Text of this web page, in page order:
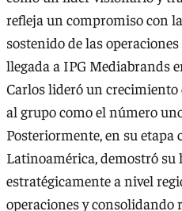
refleja un compromiso con
sostenido de las
llegada a IPG Mediabrands
Carlos lideró un
al grupo como el número
Posteriormente, en su etapa
Latinoamérica, demostró
estratégicamente a nivel
operaciones y consolidando